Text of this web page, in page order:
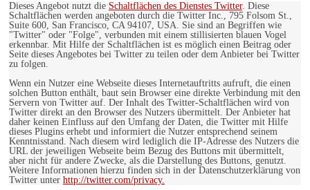
Dieses Angebot nutzt die Schaltflächen des Dienstes Twitter. Diese
Schaltflächen werden angeboten durch die Twitter Inc., 795 Folsom St.,
Suite 600, San Francisco, CA 94107, USA. Sie sind an Begriffen wie
"Twitter" oder "Folge", verbunden mit einem stillisierten blauen Vogel
erkennbar. Mit Hilfe der Schaltflächen ist es möglich einen Beitrag oder
Seite dieses Angebotes bei Twitter zu teilen oder dem Anbieter bei Twitter
zu folgen.
Wenn ein Nutzer eine Webseite dieses Internetauftritts aufruft, die einen
solchen Button enthält, baut sein Browser eine direkte Verbindung mit den
Servern von Twitter auf. Der Inhalt des Twitter-Schaltflächen wird von
Twitter direkt an den Browser des Nutzers übermittelt. Der Anbieter hat
daher keinen Einfluss auf den Umfang der Daten, die Twitter mit Hilfe
dieses Plugins erhebt und informiert die Nutzer entsprechend seinem
Kenntnisstand. Nach diesem wird lediglich die IP-Adresse des Nutzers die
URL der jeweiligen Webseite beim Bezug des Buttons mit übermittelt,
aber nicht für andere Zwecke, als die Darstellung des Buttons, genutzt.
Weitere Informationen hierzu finden sich in der Datenschutzerklärung von
Twitter unter http://twitter.com/privacy.